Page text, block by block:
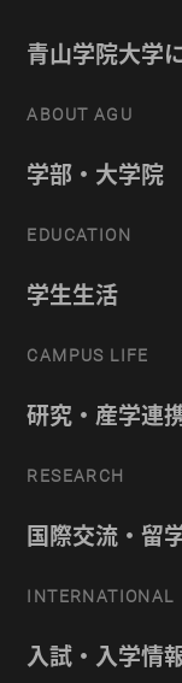
青山学院大学
ABOUT AGU
学部・大学院
EDUCATION
学生生活
CAMPUS LIFE
研究・産学連
RESEARCH
国際交流・留
INTERNATIONAL
入試・入学情